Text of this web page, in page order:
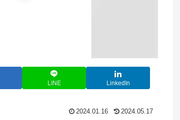
LINE LinkedIn
2024.01.16 2024.05.17